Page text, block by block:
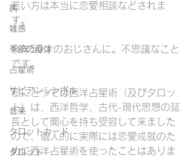
病
雑感
季節の身体
占星術
サビアンシンボル
音楽
タロットカード
タロット
若い方は本当に恋愛相談などされま
す。
今年50才のおじさんに。不思議なこと
です。
私にとっては西洋占星術（及びタロッ
ト）は、西洋哲学、古代-現代思想の延
長として関心を持ち受容して来ました
ので、個人的に実際には恋愛成就のた
めに西洋占星術を使ったことはありま